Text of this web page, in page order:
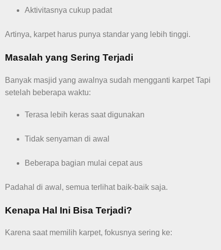
Aktivitasnya cukup padat
Artinya, karpet harus punya standar yang lebih tinggi.
Masalah yang Sering Terjadi
Banyak masjid yang awalnya sudah mengganti karpet Tapi
setelah beberapa waktu:
Terasa lebih keras saat digunakan
Tidak senyaman di awal
Beberapa bagian mulai cepat aus
Padahal di awal, semua terlihat baik-baik saja.
Kenapa Hal Ini Bisa Terjadi?
Karena saat memilih karpet, fokusnya sering ke: